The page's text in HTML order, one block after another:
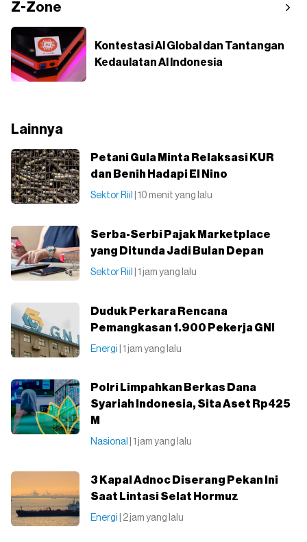
Z-Zone
Kontestasi AI Global dan Tantangan
Kedaulatan AI Indonesia
Lainnya
Petani Gula Minta Relaksasi KUR
dan Benih Hadapi El Nino
Sektor Riil | 10 menit yang lalu
Serba-Serbi Pajak Marketplace
yang Ditunda Jadi Bulan Depan
Sektor Riil | 1 jam yang lalu
Duduk Perkara Rencana
Pemangkasan 1.900 Pekerja GNI
Energi | 1 jam yang lalu
Polri Limpahkan Berkas Dana
Syariah Indonesia, Sita Aset Rp425
M
Nasional | 1 jam yang lalu
3 Kapal Adnoc Diserang Pekan Ini
Saat Lintasi Selat Hormuz
Energi | 2 jam yang lalu